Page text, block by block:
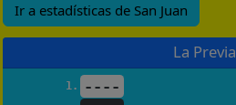
Ir a estadísticas de San Juan
La Previa
1. ----